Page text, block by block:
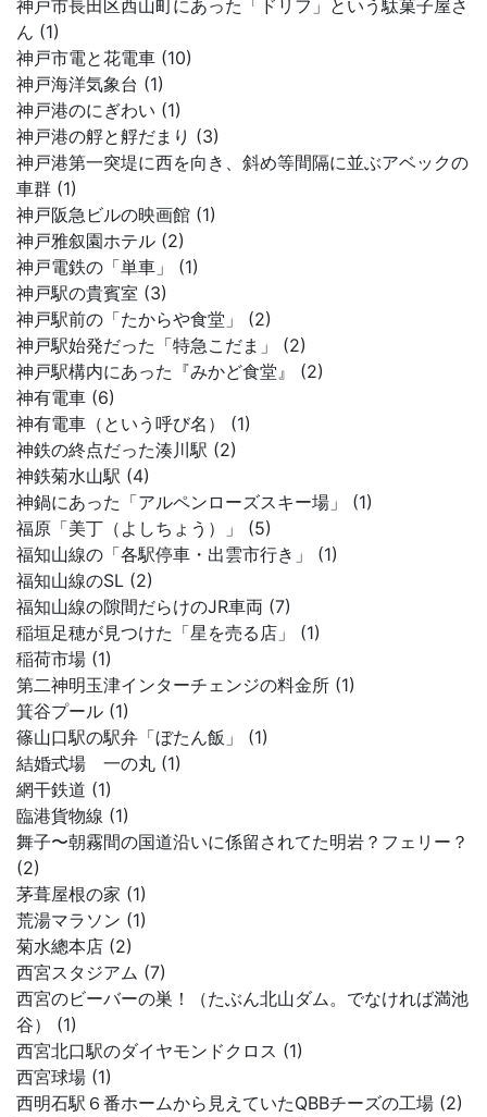
神戸市長田区西山町にあった「ドリフ」という駄菓子屋さ
ん (1)
神戸市電と花電車 (10)
神戸海洋気象台 (1)
神戸港のにぎわい (1)
神戸港の艀と艀だまり (3)
神戸港第一突堤に西を向き、斜め等間隔に並ぶアベックの
車群 (1)
神戸阪急ビルの映画館 (1)
神戸雅叙園ホテル (2)
神戸電鉄の「単車」 (1)
神戸駅の貴賓室 (3)
神戸駅前の「たからや食堂」 (2)
神戸駅始発だった「特急こだま」 (2)
神戸駅構内にあった『みかど食堂』 (2)
神有電車 (6)
神有電車（という呼び名） (1)
神鉄の終点だった湊川駅 (2)
神鉄菊水山駅 (4)
神鍋にあった「アルペンローズスキー場」 (1)
福原「美丁（よしちょう）」 (5)
福知山線の「各駅停車・出雲市行き」 (1)
福知山線のSL (2)
福知山線の隙間だらけのJR車両 (7)
稲垣足穂が見つけた「星を売る店」 (1)
稲荷市場 (1)
第二神明玉津インターチェンジの料金所 (1)
箕谷プール (1)
篠山口駅の駅弁「ぼたん飯」 (1)
結婚式場 一の丸 (1)
網干鉄道 (1)
臨港貨物線 (1)
舞子〜朝霧間の国道沿いに係留されてた明岩？フェリー？
(2)
茅葺屋根の家 (1)
荒湯マラソン (1)
菊水總本店 (2)
西宮スタジアム (7)
西宮のビーバーの巣！（たぶん北山ダム。でなければ満池
谷） (1)
西宮北口駅のダイヤモンドクロス (1)
西宮球場 (1)
西明石駅６番ホームから見えていたQBBチーズの工場 (2)